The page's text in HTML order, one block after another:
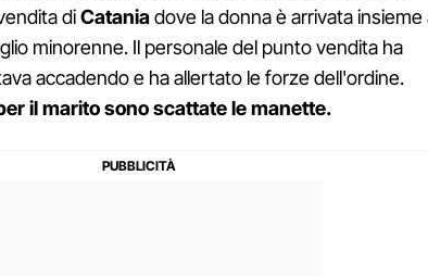
diCataniadove la donna è arrivata insieme
minorenne. Il personale del punto vendita ha
accadendo e ha allertato le forze dell'ordine.
il marito sono scattate le manette.